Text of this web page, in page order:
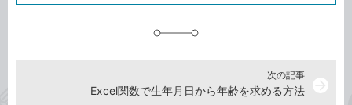
次の記事
Excel関数で生年月日から年齢を求める方法